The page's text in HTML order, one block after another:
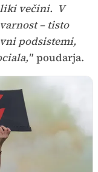
večini. V
– tisto
podsistemi,
poudarja.